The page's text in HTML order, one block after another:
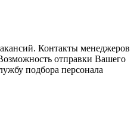
Контакты менеджеров
отправки Вашего
подбора персонала